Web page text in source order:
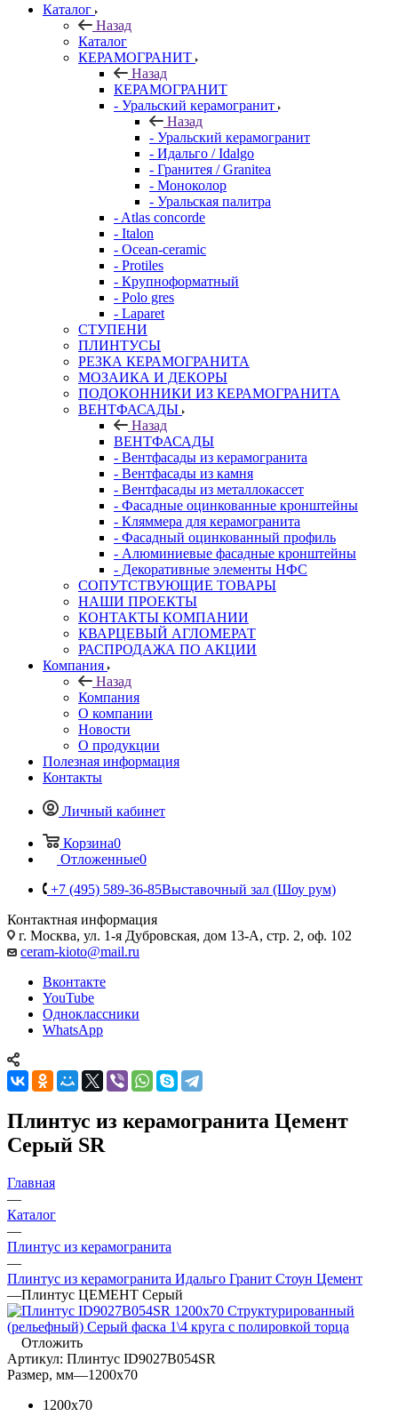
Каталог
Назад
Каталог
КЕРАМОГРАНИТ
Назад
КЕРАМОГРАНИТ
- Уральский керамогранит
Назад
- Уральский керамогранит
- Идальго / Idalgo
- Гранитея / Granitea
- Моноколор
- Уральская палитра
- Atlas concorde
- Italon
- Ocean-ceramic
- Protiles
- Крупноформатный
- Polo gres
- Laparet
СТУПЕНИ
ПЛИНТУСЫ
РЕЗКА КЕРАМОГРАНИТА
МОЗАИКА И ДЕКОРЫ
ПОДОКОННИКИ ИЗ КЕРАМОГРАНИТА
ВЕНТФАСАДЫ
Назад
ВЕНТФАСАДЫ
- Вентфасады из керамогранита
- Вентфасады из камня
- Вентфасады из металлокассет
- Фасадные оцинкованные кронштейны
- Кляммера для керамогранита
- Фасадный оцинкованный профиль
- Алюминиевые фасадные кронштейны
- Декоративные элементы НФС
СОПУТСТВУЮЩИЕ ТОВАРЫ
НАШИ ПРОЕКТЫ
КОНТАКТЫ КОМПАНИИ
КВАРЦЕВЫЙ АГЛОМЕРАТ
РАСПРОДАЖА ПО АКЦИИ
Компания
Назад
Компания
О компании
Новости
О продукции
Полезная информация
Контакты
Личный кабинет
Корзина0
Отложенные0
+7 (495) 589-36-85Выставочный зал (Шоу рум)
Контактная информация
г. Москва, ул. 1-я Дубровская, дом 13-А, стр. 2, оф. 102
ceram-kioto@mail.ru
Вконтакте
YouTube
Одноклассники
WhatsApp
Плинтус из керамогранита Цемент
Серый SR
Главная
—
Каталог
—
Плинтус из керамогранита
—
Плинтус из керамогранита Идальго Гранит Стоун Цемент
—Плинтус ЦЕМЕНТ Серый
Отложить
Артикул: Плинтус ID9027B054SR
Размер, мм—1200x70
1200x70